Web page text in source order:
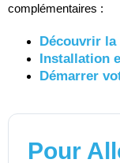
complémentaires :
Découvrir la
Installation
Démarrer
Pour